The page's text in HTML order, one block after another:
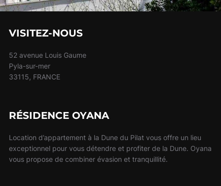
VISITEZ-NOUS
52 avenue Louis Gaume
Pyla-sur-mer
33115, FRANCE
RÉSIDENCE OYANA
Location d’appartement à la Dune du Pilat vous offre un lieu
exceptionnel pour vous détendre et profiter de la Dune. Oyana
vous propose de combiner évasion et tranquillité.